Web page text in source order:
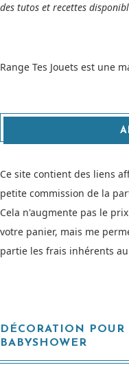
des tutos et recettes
Range Tes Jouets est une
Ce site contient des liens
petite commission de la
Cela n'augmente pas le
votre panier, mais me
partie les frais inhérents
DÉCORATION
BABYSHOWER